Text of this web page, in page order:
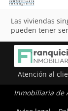
Las viviendas
pueden tener
Atención al
Inmobiliaria de